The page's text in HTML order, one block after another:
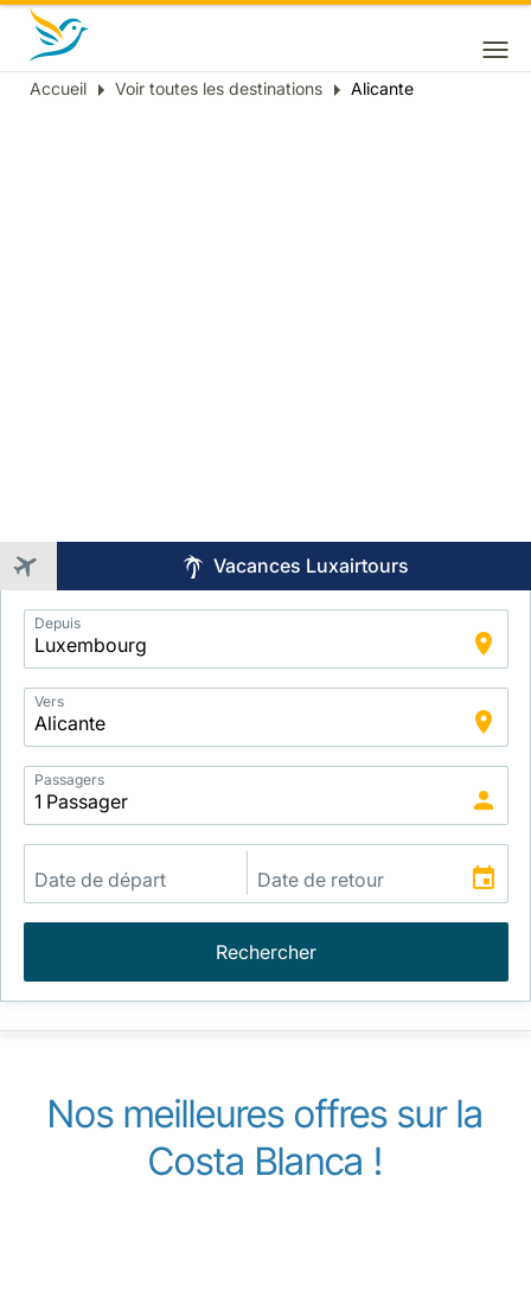
Fil
Accueil Voir toutes les destinations Alicante
Vacances Luxairtours
Application
Intelligent
Package
Search
Depuis
Vers
Passagers
Rechercher
Nos meilleures offres sur la
Costa Blanca !